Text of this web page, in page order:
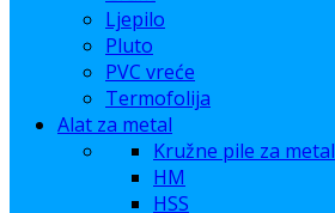
Ljepilo
Pluto
PVC vreće
Termofolija
Alat za metal
Kružne pile za metal
HM
HSS